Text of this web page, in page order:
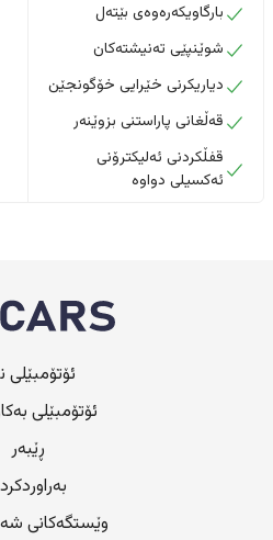
بارگاویکەرەوەی بێتەل
شوێنپێی تەنیشتەکان
دیاریکرنی خێرایی خۆگونجێن
قەڵغانی پاراستنی بزوێنەر
قفڵکردنی ئەلیکترۆنی
ئەکسیلی دواوە
ئۆتۆمبێلی
ئۆتۆمبێلی
ڕێبەر
وێستگەکانی